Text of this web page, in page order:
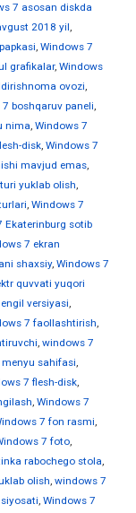
7 asosan diskda
2018 yil,
, Windows 7
grafikalar, Windows
ovozi,
boshqaruv paneli,
nima, Windows 7
disk, Windows 7
mavjud emas,
yuklab olish,
, Windows 7
Ekaterinburg sotib
7 ekran
shaxsiy, Windows 7
quvvati yuqori
versiyasi,
7 faollashtirish,
, windows 7
sahifasi,
7 flesh-disk,
, Windows 7
7 fon rasmi,
7 foto,
rabochego stola,
olish, windows 7
, Windows 7